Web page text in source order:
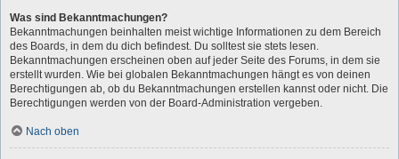
Was sind Bekanntmachungen?
Bekanntmachungen beinhalten meist wichtige Informationen zu dem Bereich
des Boards, in dem du dich befindest. Du solltest sie stets lesen.
Bekanntmachungen erscheinen oben auf jeder Seite des Forums, in dem sie
erstellt wurden. Wie bei globalen Bekanntmachungen hängt es von deinen
Berechtigungen ab, ob du Bekanntmachungen erstellen kannst oder nicht. Die
Berechtigungen werden von der Board-Administration vergeben.
Nach oben